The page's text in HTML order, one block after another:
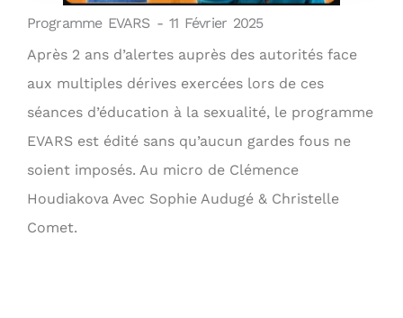
Programme EVARS - 11 Février 2025
Après 2 ans d’alertes auprès des autorités face
aux multiples dérives exercées lors de ces
séances d’éducation à la sexualité, le programme
EVARS est édité sans qu’aucun gardes fous ne
soient imposés. Au micro de Clémence
Houdiakova Avec Sophie Audugé & Christelle
Comet.